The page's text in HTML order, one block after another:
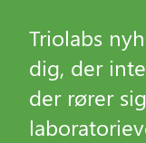
Triolabs
dig, der
der rører